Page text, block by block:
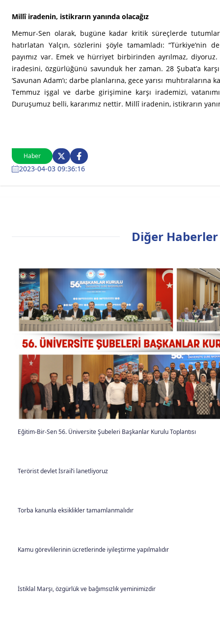
Haber
2023-04-03 09:36:16
Millî iradenin, istikrarın yanında olacağız
Memur-Sen olarak, bugüne kadar kritik süreçlerde
hatırlatan Yalçın, sözlerini şöyle tamamladı: “Türkiye’nin
payımız var. Emek ve hürriyet birbirinden ayrılmaz,
iradesini, özgürlüğünü savunduk her zaman. 28 Şubat’a
‘Savunan Adam’ı; darbe planlarına, gece yarısı muhtıralarına
Temmuz işgal ve darbe girişimine karşı irademizi,
Duruşumuz belli, kararımız nettir. Millî iradenin, istikrarın
Diğer Haberler
Eğitim-Bir-Sen 56. Üniversite Şubeleri Başkanlar Kurulu Toplantısı
Terörist devlet İsrail’i lanetliyoruz
Torba kanunla eksiklikler tamamlanmalıdır
Kamu görevlilerinin ücretlerinde iyileştirme yapılmalıdır
İstiklal Marşı, özgürlük ve bağımsızlık yeminimizdir